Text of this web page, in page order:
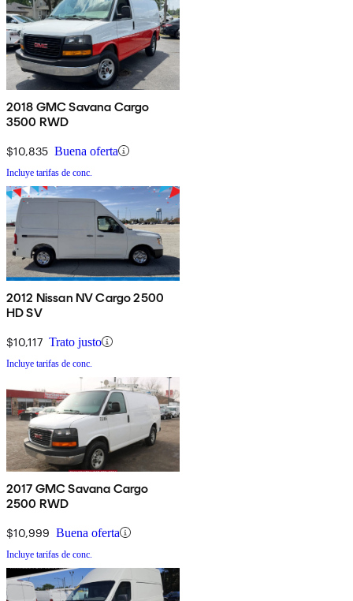
2018 GMC Savana Cargo
3500 RWD
$10,835 Buena oferta
Incluye tarifas de conc.
2012 Nissan NV Cargo 2500
HD SV
$10,117 Trato justo
Incluye tarifas de conc.
2017 GMC Savana Cargo
2500 RWD
$10,999 Buena oferta
Incluye tarifas de conc.